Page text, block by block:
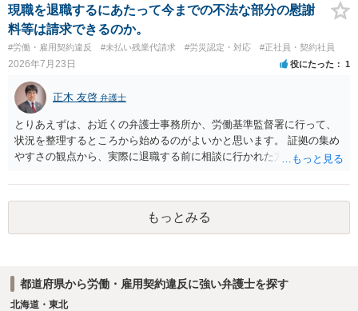
については、会社側に「部下の不正行為による情報漏洩」と正式に認
定させ、誤認した他部署への適切なフォローや周知を求めるのが有効
です。 あるいは、懲戒があったことを社内で周知される手続があるの
ならば、それにより軽微ながら回復はできるかもしれません。 さらに
個人としても、相手に対してプライバシー侵害等に基づく損害賠償
（慰謝料）を請求する選択肢がありえます（ただし、金額は多額にな
らない可能性があります。）。
現職を退職するにあたって今までの不法な部分の慰謝
料等は請求できるのか。
#労働・雇用契約違反 #未払い残業代請求 #労災認定・対応 #正社員・契約社員
2026年7月23日 役にたった 1
正木 友啓 弁護士
とりあえずは、お近くの弁護士事務所か、労働基準監督署に行って、
状況を整理するところから始めるのがよいかと思います。 証拠の集め
やすさの観点から、実際に退職する前に相談に行かれた方がよいかと
もっとみる
都道府県から労働・雇用契約違反に強い弁護士を探す
北海道・東北